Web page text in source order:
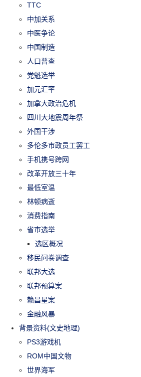
TTC
中加关系
中医争论
中国制造
人口普查
党魁选举
加元汇率
加拿大政治危机
四川大地震周年祭
外国干涉
多伦多市政员工罢工
手机携号跨网
改革开放三十年
最低室温
林顿病逝
消费指南
省市选举
选区概况
移民问卷调查
联邦大选
联邦预算案
赖昌星案
金融风暴
背景资料(文史地理)
PS3游戏机
ROM中国文物
世界海军